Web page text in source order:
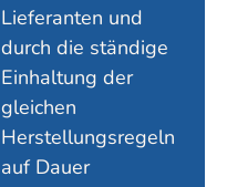
Lieferanten und
durch die ständige
Einhaltung der
gleichen
Herstellungsregeln
auf Dauer